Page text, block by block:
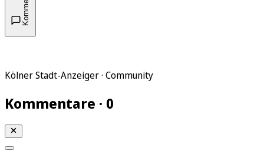
Kölner Stadt-Anzeiger · Community
Kommentare · 0